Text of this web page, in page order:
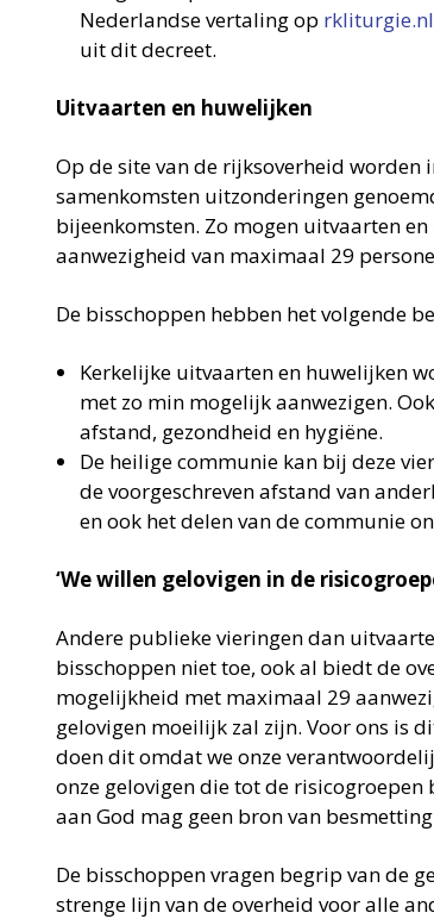
Nederlandse vertaling op rkliturgie.nl
uit dit decreet.
Uitvaarten en huwelijken
Op de site van de rijksoverheid worden
samenkomsten uitzonderingen
bijeenkomsten. Zo mogen uitvaarten
aanwezigheid van maximaal 29
De bisschoppen hebben het volgende
Kerkelijke uitvaarten en huwelijken
met zo min mogelijk aanwezigen.
afstand, gezondheid en hygiëne.
De heilige communie kan bij deze
de voorgeschreven afstand van
en ook het delen van de communie
‘We willen gelovigen in de
Andere publieke vieringen dan
bisschoppen niet toe, ook al biedt de
mogelijkheid met maximaal 29
gelovigen moeilijk zal zijn. Voor ons is
doen dit omdat we onze
onze gelovigen die tot de risicogroepen
aan God mag geen bron van
De bisschoppen vragen begrip van de
strenge lijn van de overheid voor alle